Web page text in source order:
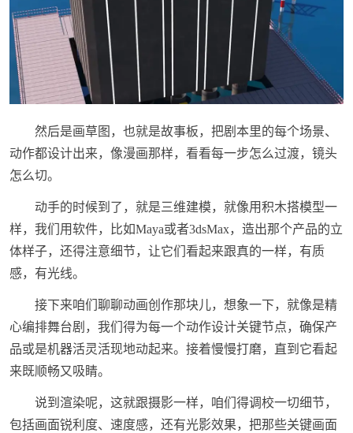
然后是画草图，也就是故事板，把剧本里的每个场景、
动作都设计出来，像漫画那样，看看每一步怎么过渡，镜头
怎么切。
动手的时候到了，就是三维建模，就像用积木搭模型一
样，我们用软件，比如Maya或者3dsMax，造出那个产品的立
体样子，还得注意细节，让它们看起来跟真的一样，有质
感，有光线。
接下来咱们聊聊动画创作那块儿，想象一下，就像是精
心编排舞台剧，我们得为每一个动作设计关键节点，确保产
品或是机器活灵活现地动起来。接着慢慢打磨，直到它看起
来既顺畅又吸睛。
说到渲染呢，这就跟摄影一样，咱们得调校一切细节，
包括画面锐利度、速度感，还有光影效果，把那些关键画面